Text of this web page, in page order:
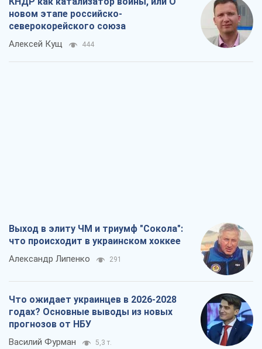
новом этапе российско-
северокорейского союза
Алексей Кущ 444
Выход в элиту ЧМ и триумф "Сокола":
что происходит в украинском хоккее
Александр Липенко 291
Что ожидает украинцев в 2026-2028
годах? Основные выводы из новых
прогнозов от НБУ
Василий Фурман 5,3 т.